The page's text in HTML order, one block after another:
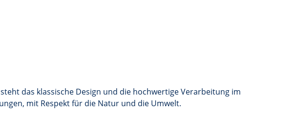
das klassische Design und die hochwertige Verarbeitung im
mit Respekt für die Natur und die Umwelt.